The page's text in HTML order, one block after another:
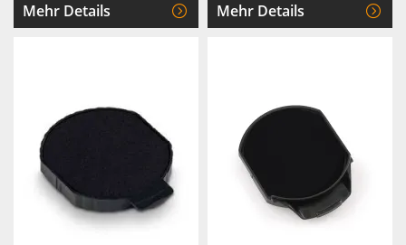
Mehr Details Mehr Details